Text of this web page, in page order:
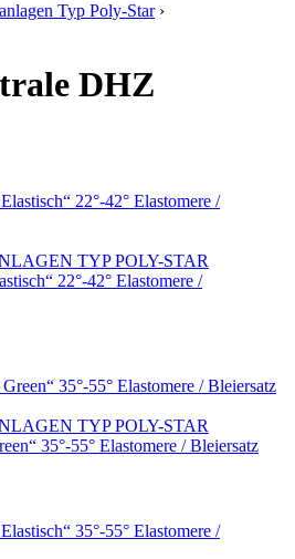
Typ Poly-Star ›
DHZ
TYP POLY-STAR
22°-42° Elastomere /
TYP POLY-STAR
35°-55° Elastomere / Bleiersatz